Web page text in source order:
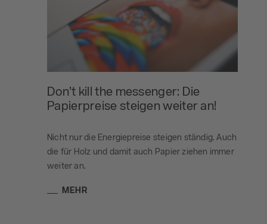
Don’t kill the messenger: Die
Papierpreise steigen weiter an!
Nicht nur die Energiepreise steigen ständig. Auch
die für Holz und damit auch Papier ziehen immer
weiter an.
MEHR